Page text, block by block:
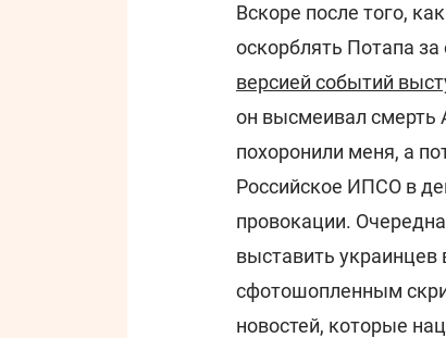
Вскоре после того,
оскорблять Потапа
версией событий
он высмеивал смерть
похоронили меня, а
Российское ИПСО в
провокации.
выставить украинцев
сфотошопленным
новостей, которые